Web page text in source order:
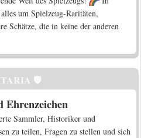
um Spielzeug-Raritäten,
Schätze, die in keine der anderen
🛡️
Ehrenzeichen
Sammler, Historiker und
zu teilen, Fragen zu stellen und sich